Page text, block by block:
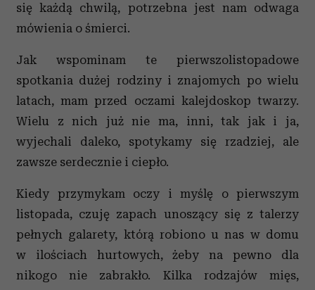
się każdą chwilą, potrzebna jest nam odwaga
mówienia o śmierci.
Jak wspominam te pierwszolistopadowe
spotkania dużej rodziny i znajomych po wielu
latach, mam przed oczami kalejdoskop twarzy.
Wielu z nich już nie ma, inni, tak jak i ja,
wyjechali daleko, spotykamy się rzadziej, ale
zawsze serdecznie i ciepło.
Kiedy przymykam oczy i myślę o pierwszym
listopada, czuję zapach unoszący się z talerzy
pełnych galarety, którą robiono u nas w domu
w ilościach hurtowych, żeby na pewno dla
nikogo nie zabrakło. Kilka rodzajów mięs,